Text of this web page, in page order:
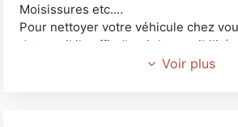
Moisissures etc.…
Pour nettoyer votre véhicule chez
de travail il suffit d’avoir la possibilité
Voir plus